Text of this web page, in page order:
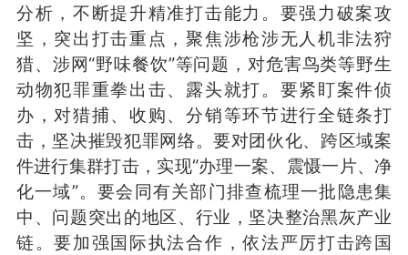
分析，不断提升精准打击能力。要强力破案攻
坚，突出打击重点，聚焦涉枪涉无人机非法狩
猎、涉网“野味餐饮”等问题，对危害鸟类等野生
动物犯罪重拳出击、露头就打。要紧盯案件侦
办，对猎捕、收购、分销等环节进行全链条打
击，坚决摧毁犯罪网络。要对团伙化、跨区域案
件进行集群打击，实现“办理一案、震慑一片、净
化一域”。要会同有关部门排查梳理一批隐患集
中、问题突出的地区、行业，坚决整治黑灰产业
链。要加强国际执法合作，依法严厉打击跨国